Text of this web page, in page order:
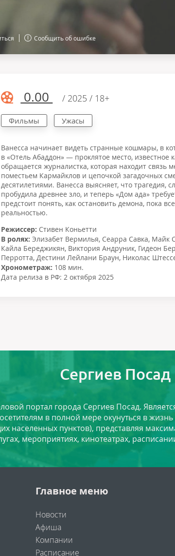
Сообщить об ошибке
0.00 / 2025 / 18+
Фильмы Ужасы
Ванесса начинает видеть странные кошмары, в
в «Отель Абаддон» — проклятое место, известное
обращается журналистка, которая находит связь
поместьем Кармайклов и цепочкой загадочных
десятилетиями. Ванесса выясняет, что трагедия,
пробудила древнее зло, и теперь «Дом ада»
предстоит понять, как остановить демона, пока
реальностью.
Режиссер: Стивен Коньетти
В ролях: Элизабет Вермилья, Сеарра Савка, Майк
Кайла Береджикян, Виктория Андруник, Гидеон
Перротта,Дестини Лейлани Браун, Николас
Хронометраж: 108 мин.
Дата релиза в РФ: 2 октября 2025
Сергиев Посад
портал города Сергиев Посад.
в полной мере окунуться в
населенных пунктов), представляя
мероприятиях, кинотеатрах,
Главное меню
Новости
Афиша
Компании
Расписание